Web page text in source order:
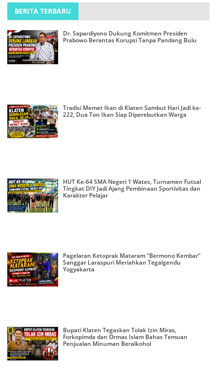
BERITA TERBARU
Dr. Sapardiyono Dukung Komitmen Presiden
Prabowo Berantas Korupsi Tanpa Pandang Bulu
Tradisi Memet Ikan di Klaten Sambut Hari Jadi ke-
222, Dua Ton Ikan Siap Diperebutkan Warga
HUT Ke-64 SMA Negeri 1 Wates, Turnamen Futsal
Tingkat DIY Jadi Ajang Pembinaan Sportivitas dan
Karakter Pelajar
Pagelaran Ketoprak Mataram “Bermono Kembar”
Sanggar Laraspuri Meriahkan Tegalgendu
Yogyakarta
Bupati Klaten Tegaskan Tolak Izin Miras,
Forkopimda dan Ormas Islam Bahas Temuan
Penjualan Minuman Beralkohol